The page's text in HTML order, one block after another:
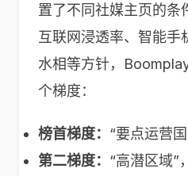
置了不同社媒主页的条
互联网浸透率、智能手
水相等方针，
个梯度：
榜首梯度： “要点运营国
第二梯度： “高潜区域”